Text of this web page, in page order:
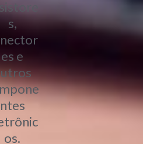
s,
es e
ntes
os.